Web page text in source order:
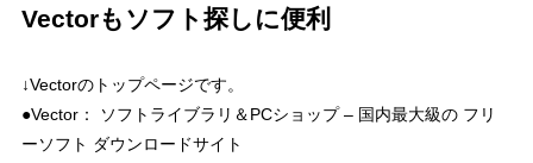
Vectorもソフト探しに便利
↓Vectorのトップページです。
●Vector： ソフトライブラリ＆PCショップ – 国内最大級の フリ
ーソフト ダウンロードサイト